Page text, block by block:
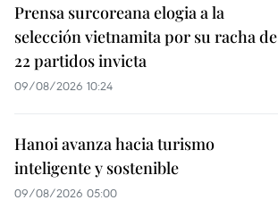
Prensa surcoreana elogia a la
selección vietnamita por su racha de
22 partidos invicta
09/08/2026 10:24
Hanoi avanza hacia turismo
inteligente y sostenible
09/08/2026 05:00